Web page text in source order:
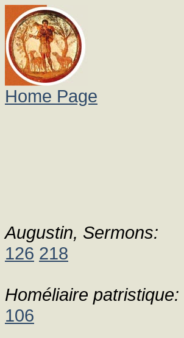
Home Page
Augustin, Sermons:
126 218
Homéliaire patristique:
106